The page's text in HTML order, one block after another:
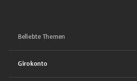
Beliebte Themen
Girokonto